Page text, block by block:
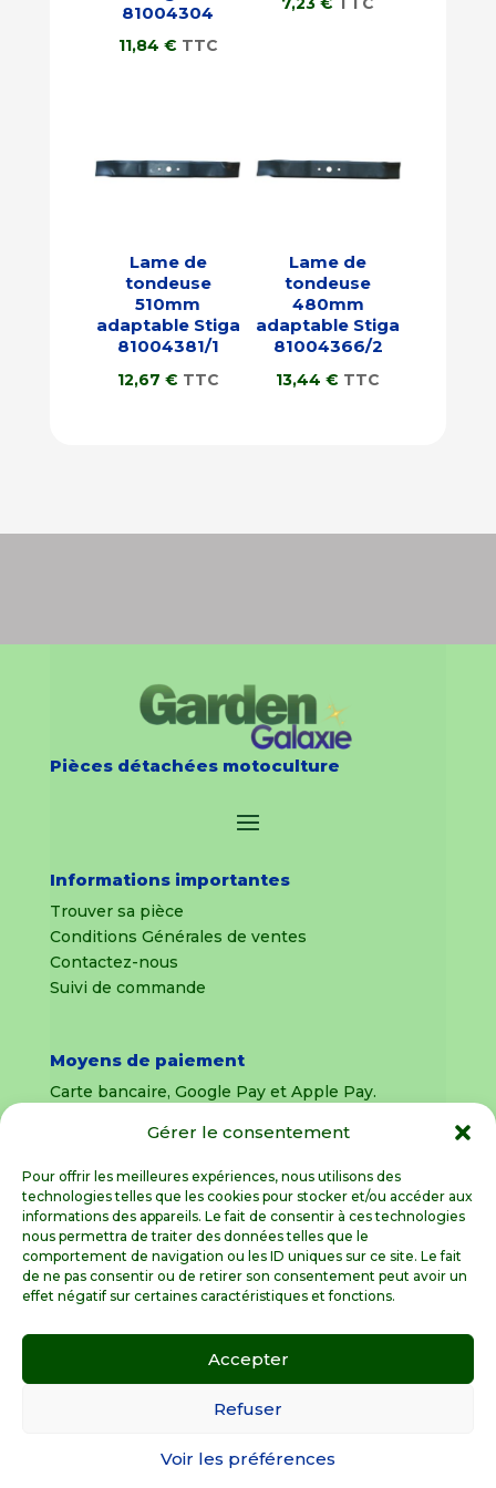
Gérer le consentement
Pour offrir les meilleures expériences, nous utilisons des
technologies telles que les cookies pour stocker et/ou accéder aux
informations des appareils. Le fait de consentir à ces technologies
nous permettra de traiter des données telles que le
comportement de navigation ou les ID uniques sur ce site. Le fait
de ne pas consentir ou de retirer son consentement peut avoir un
effet négatif sur certaines caractéristiques et fonctions.
Accepter
Refuser
Voir les préférences
81004304
11,84 € TTC
Lame de
tondeuse
510mm
adaptable Stiga
81004381/1
12,67 € TTC
Lame de
tondeuse
480mm
adaptable Stiga
81004366/2
13,44€ TTC
Pièces détachées motoculture
Informations importantes
Trouver sa pièce
Conditions Générales de ventes
Contactez-nous
Suivi de commande
Moyens de paiement
Carte bancaire, Google Pay et Apple Pay.
uniquement
Livraison sous 8 jours pour les pièces
détachées
Livraisons sous 15 jours pour les outillages de
jardin (sous réserve de stock disponible)
en France Métropolitaine
© GardenGalaxie 2026 |Mentions légales